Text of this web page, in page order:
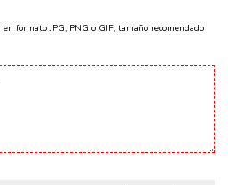
formato JPG, PNG o GIF, tamaño recomendado